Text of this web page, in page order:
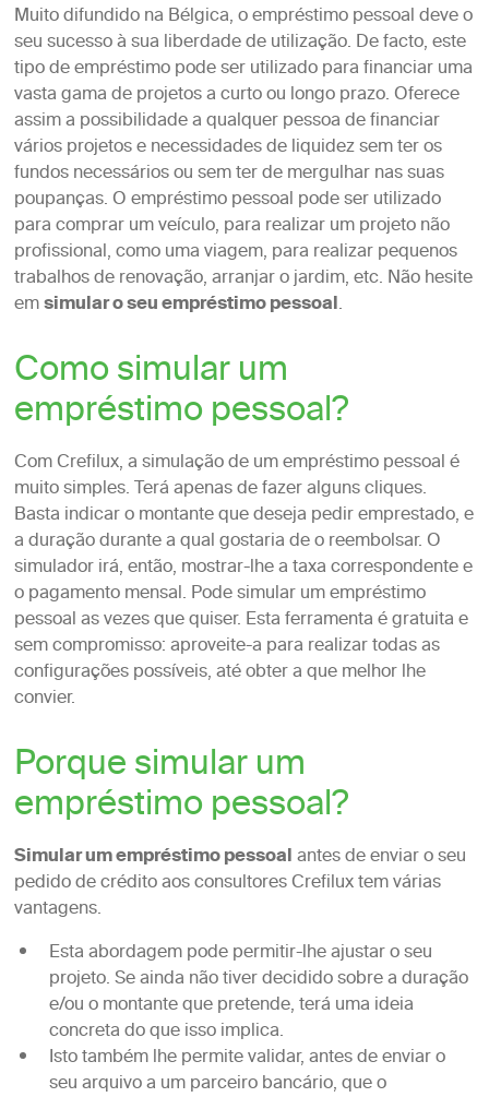
Muito difundido na Bélgica, o empréstimo pessoal deve o
seu sucesso à sua liberdade de utilização. De facto, este
tipo de empréstimo pode ser utilizado para financiar uma
vasta gama de projetos a curto ou longo prazo. Oferece
assim a possibilidade a qualquer pessoa de financiar
vários projetos e necessidades de liquidez sem ter os
fundos necessários ou sem ter de mergulhar nas suas
poupanças. O empréstimo pessoal pode ser utilizado
para comprar um veículo, para realizar um projeto não
profissional, como uma viagem, para realizar pequenos
trabalhos de renovação, arranjar o jardim, etc. Não hesite
emsimular o seu empréstimo pessoal.
Como simular um
empréstimo pessoal?
Com Crefilux, a simulação de um empréstimo pessoal é
muito simples. Terá apenas de fazer alguns cliques.
Basta indicar o montante que deseja pedir emprestado, e
a duração durante a qual gostaria de o reembolsar. O
simulador irá, então, mostrar-lhe a taxa correspondente e
o pagamento mensal. Pode simular um empréstimo
pessoal as vezes que quiser. Esta ferramenta é gratuita e
sem compromisso: aproveite-a para realizar todas as
configurações possíveis, até obter a que melhor lhe
convier.
Porque simular um
empréstimo pessoal?
Simular um empréstimo pessoalantes de enviar o seu
pedido de crédito aos consultores Crefilux tem várias
vantagens.
Esta abordagem pode permitir-lhe ajustar o seu
projeto. Se ainda não tiver decidido sobre a duração
e/ou o montante que pretende, terá uma ideia
concreta do que isso implica.
Isto também lhe permite validar, antes de enviar o
seu arquivo a um parceiro bancário, que o